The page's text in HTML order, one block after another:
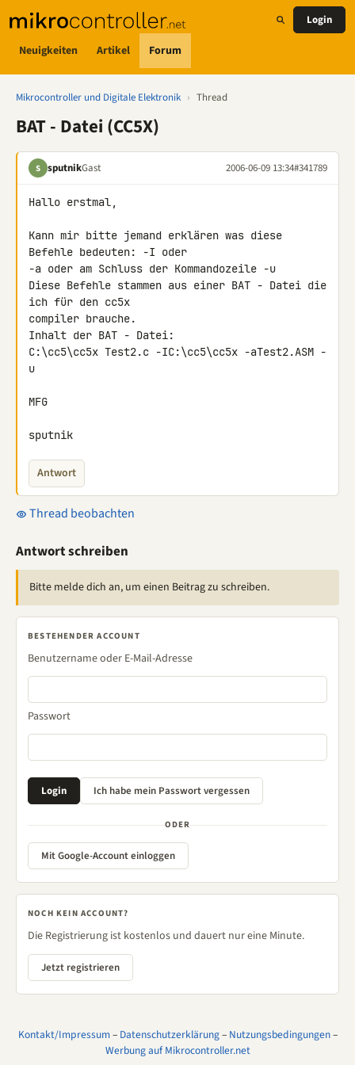
Neuigkeiten Artikel Forum
Login
Mikrocontroller und Digitale Elektronik › Thread
BAT - Datei (CC5X)
S sputnikGast 2006-06-09 13:34#341789
Hallo erstmal,
Kann mir bitte jemand erklären was diese
Befehle bedeuten: -I oder
-a oder am Schluss der Kommandozeile -u
Diese Befehle stammen aus einer BAT - Datei die
ich für den cc5x
compiler brauche.
Inhalt der BAT - Datei:
C:\cc5\cc5x Test2.c -IC:\cc5\cc5x -aTest2.ASM -
u
MFG
sputnik
Antwort
Thread beobachten
Antwort schreiben
Bitte melde dich an, um einen Beitrag zu schreiben.
BESTEHENDER ACCOUNT
Benutzername oder E-Mail-Adresse
Passwort
ODER
Mit Google-Account einloggen
NOCH KEIN ACCOUNT?
Die Registrierung ist kostenlos und dauert nur eine Minute.
Jetzt registrieren
Kontakt/Impressum– Datenschutzerklärung– Nutzungsbedingungen–
Werbung auf Mikrocontroller.net